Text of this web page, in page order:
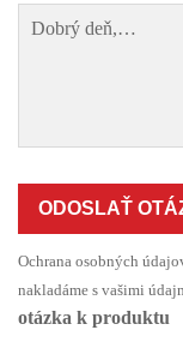
ODOSLAŤ
Ochrana osobných
nakladáme s vašimi
otázka k produktu